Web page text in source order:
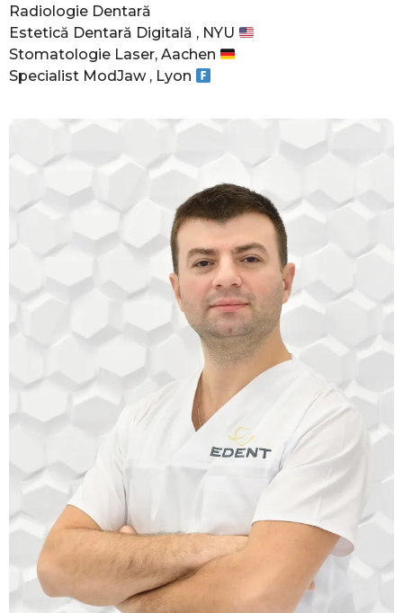
Radiologie Dentară
Estetică Dentară Digitală , NYU
Stomatologie Laser, Aachen
Specialist ModJaw , Lyon